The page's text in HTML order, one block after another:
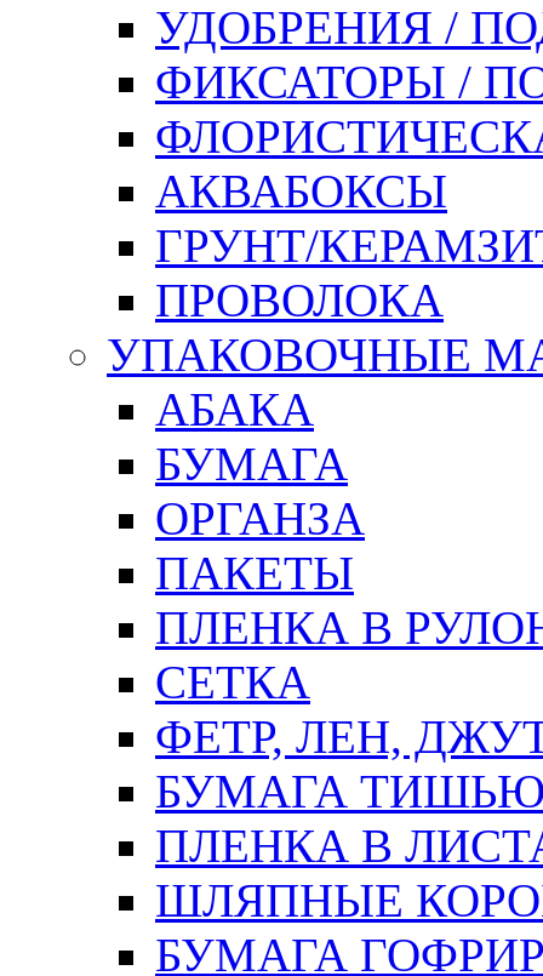
УДОБРЕНИЯ /
ФИКСАТОРЫ /
АКВАБОКСЫ
ГРУНТ/
ПРОВОЛОКА
УПАКОВОЧНЫЕ
АБАКА
БУМАГА
ОРГАНЗА
ПАКЕТЫ
ПЛЕНКА В
СЕТКА
ФЕТР, ЛЕН,
БУМАГА
ПЛЕНКА В
ШЛЯПНЫЕ
БУМАГА